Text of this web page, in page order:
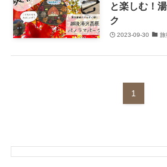
と楽しむ！
ク
2023-09-30 旅
1